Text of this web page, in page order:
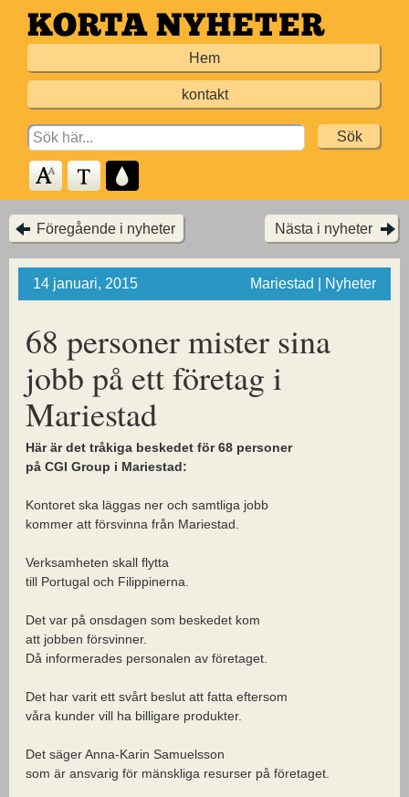
Hoppa
till
Hem
kontakt
Search
for:
Föregående i nyheter Nästa i nyheter
14 januari, 2015 Mariestad | Nyheter
68 personer mister sina
jobb på ett företag i
Mariestad
Här är det tråkiga beskedet för 68 personer
på CGI Group i Mariestad:
Kontoret ska läggas ner och samtliga jobb
kommer att försvinna från Mariestad.
Verksamheten skall flytta
till Portugal och Filippinerna.
Det var på onsdagen som beskedet kom
att jobben försvinner.
Då informerades personalen av företaget.
Det har varit ett svårt beslut att fatta eftersom
våra kunder vill ha billigare produkter.
Det säger Anna-Karin Samuelsson
som är ansvarig för mänskliga resurser på företaget.